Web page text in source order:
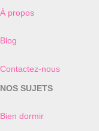
À propos
Blog
Contactez-nous
NOS SUJETS
Bien dormir